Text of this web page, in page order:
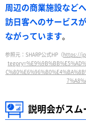
周辺の商業施設など
訪日客へのサービス
ながっています。
参照元：SHARP公式HP（https://
説明会がスム